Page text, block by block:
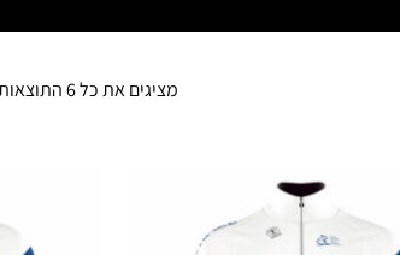
מציגים את כל ⁦6⁩ התוצאות